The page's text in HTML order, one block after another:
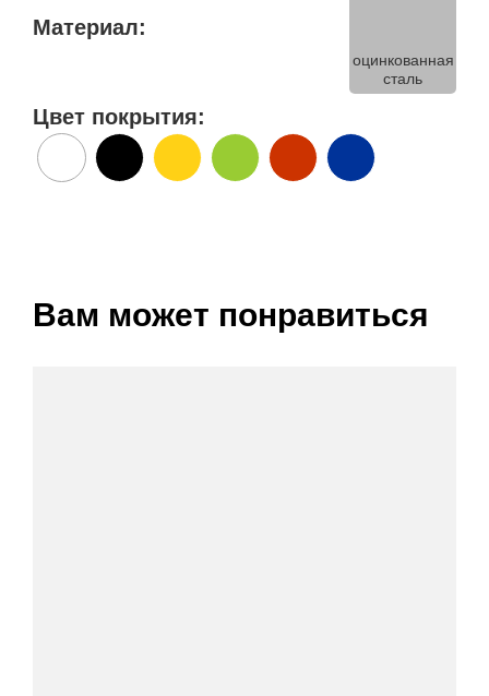
Материал:
оцинкованная
сталь
Цвет покрытия:
Вам может понравиться